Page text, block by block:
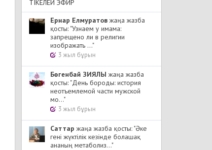
ТІКЕЛЕЙ ЭФИР
Ернар Елмуратов жаңа жазба
қосты: "Узнаем у имама:
запрещено ли в религии
изображать ..."
3 жыл бұрын
Бөгенбай ЗИЯЛЫ жаңа жазба
қосты: "День бороды: история
неотъемлемой части мужской
мо..."
3 жыл бұрын
Cаттар жаңа жазба қосты: "Әке
гені жүктілік кезінде болашақ
ананың метаболиз..."